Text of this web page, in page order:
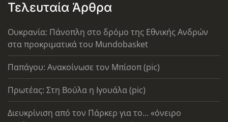
Τελευταία Άρθρα
Ουκρανία: Πάνοπλη στο δρόμο της Εθνικής Ανδρών
στα προκριματικά του Mundobasket
Παπάγου: Ανακοίνωσε τον Μπίσοπ (pic)
Πρωτέας: Στη Βούλα η Ιγουάλα (pic)
Διευκρίνιση από τον Πάρκερ για το... «όνειρο